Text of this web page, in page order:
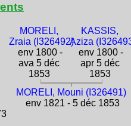
MORELI,
Zraia (I326492)
env 1800 -
ava 5 déc
1853
KASSIS,
Aziza
env 1800 -
apr 5 déc
1853
MORELI, Mouni (I326491)
env 1821 - 5 déc 1853